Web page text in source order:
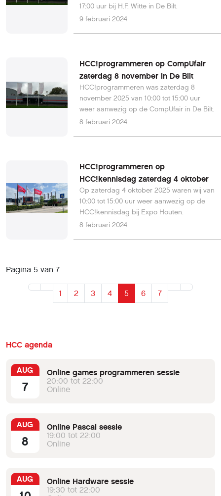
17:00 uur bij H.F. Witte in De Bilt.
9 februari 2024
HCC!programmeren op CompUfair
zaterdag 8 november in De Bilt
HCC!programmeren was zaterdag 8
november 2025 van 10:00 tot 15:00 uur
weer aanwezig op de CompUfair in De Bilt.
8 februari 2024
HCC!programmeren op
HCC!kennisdag zaterdag 4 oktober
Op zaterdag 4 oktober 2025 waren wij van
10:00 tot 15:00 uur weer aanwezig op de
HCC!kennisdag bij Expo Houten.
8 februari 2024
Pagina 5 van 7
1 2 3 4 5 6 7
HCC agenda
AUG
7
Online games programmeren sessie
20:00 tot 22:00
Online
AUG
8
Online Pascal sessie
19:00 tot 22:00
Online
AUG
Online Hardware sessie
19:30 tot 22:00